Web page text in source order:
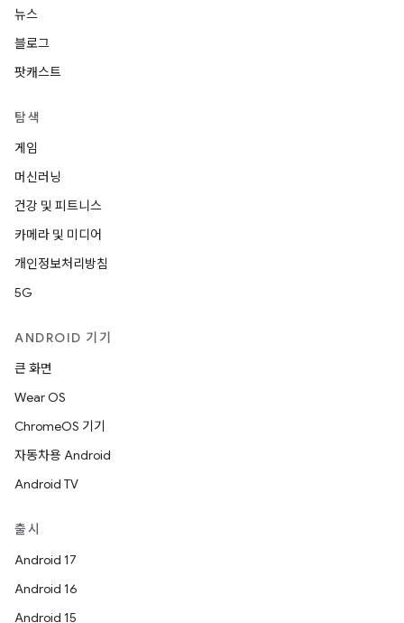
뉴스
블로그
팟캐스트
탐색
게임
머신러닝
건강 및 피트니스
카메라 및 미디어
개인정보처리방침
5G
ANDROID 기기
큰 화면
Wear OS
ChromeOS 기기
자동차용 Android
Android TV
출시
Android 17
Android 16
Android 15